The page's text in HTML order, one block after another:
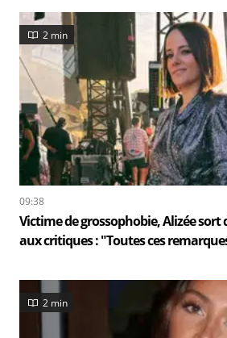
2 min
09:38
Victime de grossophobie, Alizée sort
aux critiques : "Toutes ces
2 min